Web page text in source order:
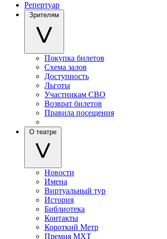
Репертуар
Зрителям
Покупка билетов
Схема залов
Доступность
Льготы
Участникам СВО
Возврат билетов
Правила посещения
О театре
Новости
Имена
Виртуальный тур
История
Библиотека
Контакты
Короткий Метр
Премия МХТ